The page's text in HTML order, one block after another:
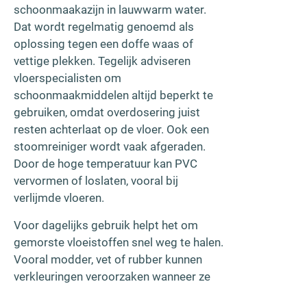
schoonmaakazijn in lauwwarm water.
Dat wordt regelmatig genoemd als
oplossing tegen een doffe waas of
vettige plekken. Tegelijk adviseren
vloerspecialisten om
schoonmaakmiddelen altijd beperkt te
gebruiken, omdat overdosering juist
resten achterlaat op de vloer. Ook een
stoomreiniger wordt vaak afgeraden.
Door de hoge temperatuur kan PVC
vervormen of loslaten, vooral bij
verlijmde vloeren.
Voor dagelijks gebruik helpt het om
gemorste vloeistoffen snel weg te halen.
Vooral modder, vet of rubber kunnen
verkleuringen veroorzaken wanneer ze